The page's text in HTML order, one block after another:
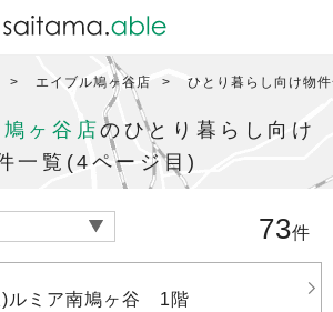
エイブル鳩ヶ谷店 ひとり暮らし向け物
ヶ谷店のひとり暮らし向け
一覧(4ページ目)
73件
)ルミア南鳩ヶ谷 1階